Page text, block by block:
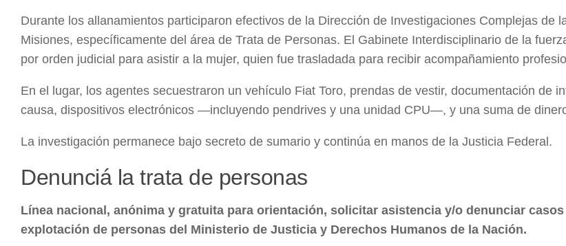
Durante los allanamientos participaron efectivos de la Dirección de Investigaciones Complejas de
Misiones, específicamente del área de Trata de Personas. El Gabinete Interdisciplinario de la
por orden judicial para asistir a la mujer, quien fue trasladada para recibir acompañamiento
En el lugar, los agentes secuestraron un vehículo Fiat Toro, prendas de vestir, documentación de
causa, dispositivos electrónicos —incluyendo pendrives y una unidad CPU—, y una suma de
La investigación permanece bajo secreto de sumario y continúa en manos de la Justicia Federal.
Denunciá la trata de personas
Línea nacional, anónima y gratuita para orientación, solicitar asistencia y/o denunciar
explotación de personas del Ministerio de Justicia y Derechos Humanos de la Nación.